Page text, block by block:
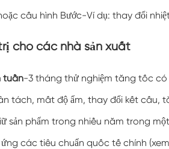
Buồng độ ẩm
Buồng điều
Buồng thử
độ ẩm nhiệt độ
Buồng Nhiệt ẩm
cấu hình Bước-Ví dụ: thay đổi
cho các nhà sản xuất
tuần-3 tháng thử nghiệm tăng tốc
tách, mất độ ẩm, thay đổi kết cấu,
sản phẩm trong nhiều năm trong
các tiêu chuẩn quốc tế chính